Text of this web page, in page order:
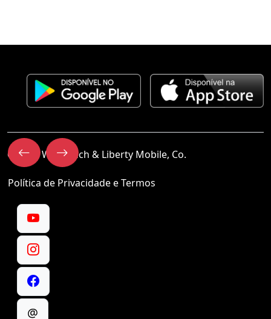
© 2023 Worldtech & Liberty Mobile, Co.
Política de Privacidade e Termos
@